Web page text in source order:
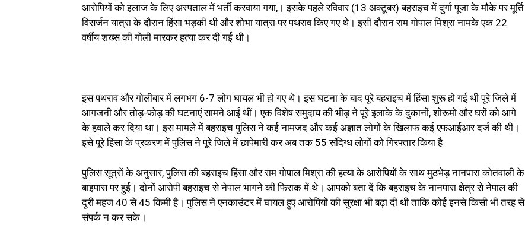
आरोपियों को इलाज के लिए अस्पताल में भर्ती करवाया गया,। इसके पहले रविवार (13 अक्टूबर) बहराइच में दुर्गा पूजा के मौके पर मूर्ति
विसर्जन यात्रा के दौरान हिंसा भड़की थी और शोभा यात्रा पर पथराव किए गए थे। इसी दौरान राम गोपाल मिश्रा नामके एक 22
वर्षीय शख्स की गोली मारकर हत्या कर दी गई थी।
इस पथराव और गोलीबार में लगभग 6-7 लोग घायल भी हो गए थे। इस घटना के बाद पूरे बहराइच में हिंसा शुरू हो गई थी पूरे जिले में
आगजनी और तोड़-फोड़ की घटनाएं सामने आईं थीं। एक विशेष समुदाय की भीड़ ने पूरे इलाके के दुकानों, शोरूमो और घरों को आगे
के हवाले कर दिया था। इस मामले में बहराइच पुलिस ने कई नामजद और कई अज्ञात लोगों के खिलाफ कई एफआईआर दर्ज की थी।
इसे पूरे हिंसा के प्रकरण में पुलिस ने पूरे जिले में छापेमारी कर अब तक 55 संदिग्ध लोगों को गिरफ्तार किया है
पुलिस सूत्रों के अनुसार, पुलिस की बहराइच हिंसा और राम गोपाल मिश्रा की हत्या के आरोपियों के साथ मुठभेड़ नानपारा कोतवाली के
बाइपास पर हुई। दोनों आरोपी बहराइच से नेपाल भागने की फिराक में थे। आपको बता दें कि बहराइच के नानपारा क्षेत्र से नेपाल की
दूरी महज 40 से 45 किमी है। पुलिस ने एनकाउंटर में घायल हुए आरोपियों की सुरक्षा भी बढ़ा दी थी ताकि कोई इनसे किसी भी तरह से
संपर्क न कर सके।